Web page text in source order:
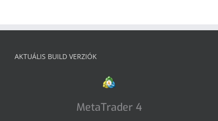
AKTUÁLIS BUILD VERZIÓK
MetaTrader 4